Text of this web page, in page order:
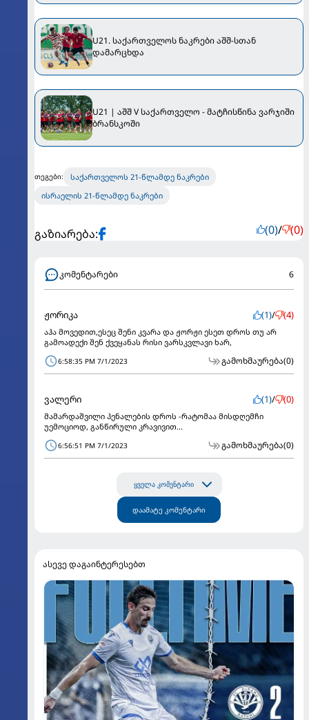
U21. საქართველოს ნაკრები აშშ-სთან
დამარცხდა
U21 | აშშ V საქართველო - მატჩისწინა ვარჯიში
ბრანსკოში
თეგები:
საქართველოს 21-წლამდე ნაკრები
ისრაელის 21-წლამდე ნაკრები
გაზიარება: (0)/ (0)
კომენტარები 6
ჟორიკა (1)/ (4)
აჰა მოვედით,ესეც შენი კვარა და ჟორჟი ესეთ დროს თუ არ
გამოადექი შენ ქვეყანას რისი ვარსკვლავი ხარ,
6:58:35 PM 7/1/2023 გამოხმაურება(0)
ვალერი (1)/ (0)
მამარდაშვილი პენალების დროს -რატომაა მისდღემჩი
უემოციოდ, განწირული კრავივით...
6:56:51 PM 7/1/2023 გამოხმაურება(0)
ყველა კომენტარი
დაამატე კომენტარი
ასევე დაგაინტერესებთ